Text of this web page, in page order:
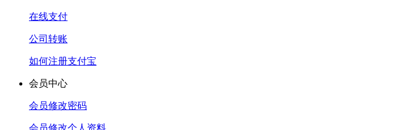
在线支付
公司转账
如何注册支付宝
会员中心
会员修改密码
会员修改个人资料